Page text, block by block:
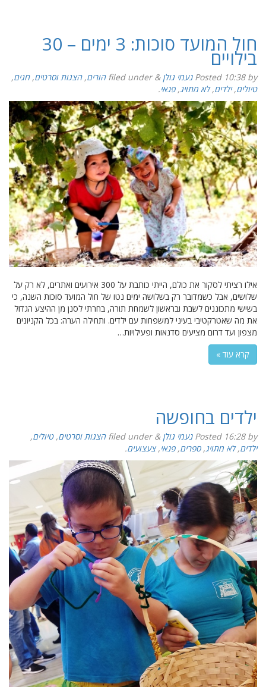
חול המועד סוכות: 3 ימים – 30
בילויים
Posted 10:38by נעמי גולן &
filed under הורים,הצגות וסרטים,חגים,
טיולים,ילדים,לא מתויג,פנאי.
אילו רציתי לסקור את כולם, הייתי כותבת על 300 אירועים ואתרים, לא רק על
שלושים, אבל כשמדובר רק בשלושה ימים נטו של חול המועד סוכות השנה, כי
בשישי מתכוננים לשבת ובראשון לשמחת תורה, בחרתי לסנן מן ההיצע הגדול
את מה שאטרקטיבי בעיני למשפחות עם ילדים. ותחילה הערה: בכל הקניונים
מצפון ועד דרום מציעים סדנאות ופעילויות…
קרא עוד »
ילדים בחופשה
Posted 16:28by נעמי גולן &
filed under הצגות וסרטים,טיולים,
ילדים,לא מתויג,ספרים,פנאי,צעצועים.